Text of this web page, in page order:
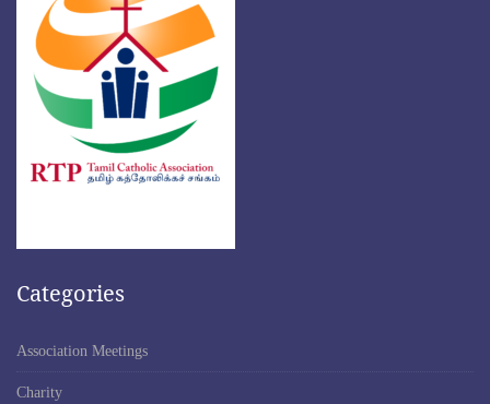
Categories
Association Meetings
Charity